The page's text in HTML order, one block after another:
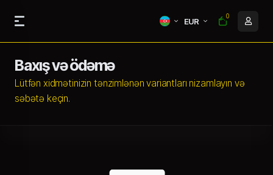
EUR
0
Baxış və ödəmə
Lütfən xidmətinizin tənzimlənən variantları nizamlayın və
səbətə keçin.